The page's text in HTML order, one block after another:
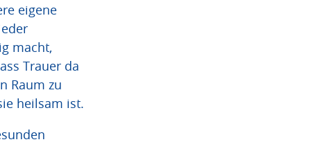
eigene
macht,
Trauer da
Raum zu
heilsam ist.